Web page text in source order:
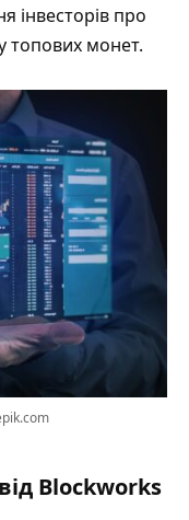
інвесторів про
топових монет.
Blockworks